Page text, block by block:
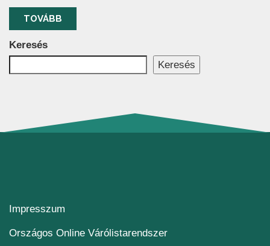
TOVÁBB
Keresés
Keresés
Impresszum
Országos Online Várólistarendszer(új ablakban nyílik